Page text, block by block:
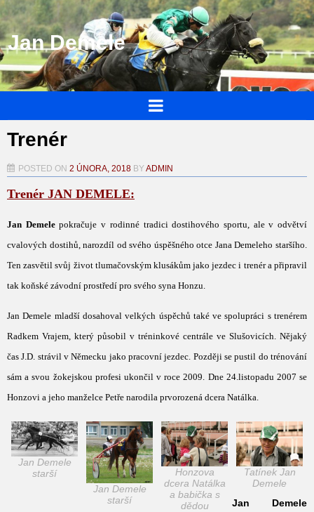
Jan Demele
Trenér
POSTED ON 2 ÚNORA, 2018 BYADMIN
Trenér JAN DEMELE:
Jan Demelepokračuje v rodinné tradici dostihového sportu, ale v odvětví
cvalových dostihů, narozdíl od svého úspěšného otce Jana Demeleho staršího.
Ten zasvětil svůj život tlumačovským klusákům jako jezdec i trenér a připravil
tak koňské závodní prostředí pro svého syna Honzu.
Jan Demele mladší dosahoval velkých úspěchů také ve spolupráci s trenérem
Radkem Vrajem, který působil v tréninkové centrále ve Slušovicích. Nějaký
čas J.D. strávil v Německu jako pracovní jezdec. Později se pustil do trénování
sám a svou žokejskou profesi ukončil v roce 2009. Dne 24.listopadu 2007 se
Honzovi a jeho manželce Petře narodila prvorozená dcera Natálka.
Jan Demele
starší
Jan Demele
starší
Honzova
dcera Natálka
a babička s
dědou
Tatínek Jan
Demele
Jan Demele